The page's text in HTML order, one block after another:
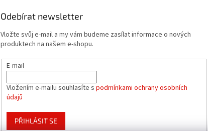
Odebírat newsletter
Vložte svůj e-mail a my vám budeme zasílat informace o nových
produktech na našem e-shopu.
E-mail
Vložením e-mailu souhlasíte s podmínkami ochrany osobních
údajů
PŘIHLÁSIT SE